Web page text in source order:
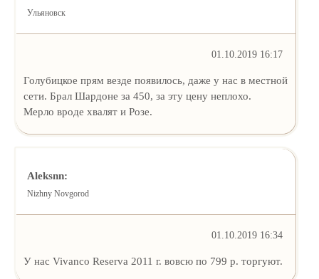
Ульяновск
01.10.2019 16:17
Голубицкое прям везде появилось, даже у нас в местной
сети. Брал Шардоне за 450, за эту цену неплохо.
Мерло вроде хвалят и Розе.
Aleksnn:
Nizhny Novgorod
01.10.2019 16:34
У нас Vivanco Reserva 2011 г. вовсю по 799 р. торгуют.